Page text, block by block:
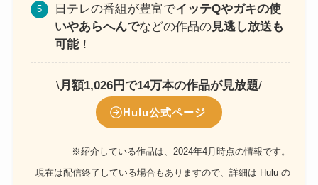
日テレの番組が豊富でイッテQやガキの使
いやあらへんでなどの作品の見逃し放送も
可能！
\月額1,026円で14万本の作品が見放題/
Hulu公式ページ
※紹介している作品は、2024年4月時点の情報です。
現在は配信終了している場合もありますので、詳細は Hulu の